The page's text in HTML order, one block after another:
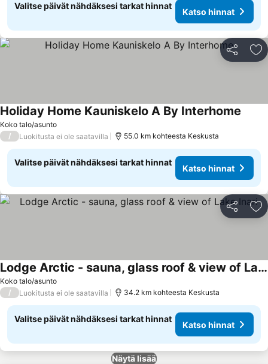
Valitse päivät nähdäksesi tarkat hinnat
Katso hinnat
Jaa
Koko talo/asunto
Holiday Home Kauniskelo A By Interhome
/ Luokitusta ei ole saatavilla 55.0 km kohteesta Keskusta
Valitse päivät nähdäksesi tarkat hinnat
Katso hinnat
Jaa
Koko talo/asunto
Lodge Arctic - sauna, glass roof & view of Lake Inari
/ Luokitusta ei ole saatavilla 34.2 km kohteesta Keskusta
Valitse päivät nähdäksesi tarkat hinnat
Katso hinnat
Näytä lisää